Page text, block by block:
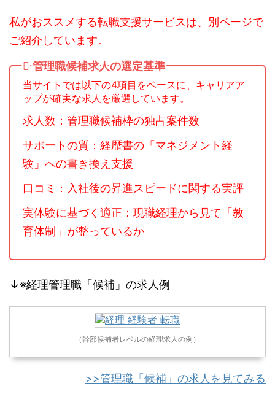
私がおススメする転職支援サービスは、別ページで
ご紹介しています。
管理職候補求人の選定基準
当サイトでは以下の4項目をベースに、キャリアア
ップが確実な求人を厳選しています。
求人数：管理職候補枠の独占案件数
サポートの質：経歴書の「マネジメント経
験」への書き換え支援
口コミ：入社後の昇進スピードに関する実評
実体験に基づく適正：現職経理から見て「教
育体制」が整っているか
↓※経理管理職「候補」の求人例
（幹部候補者レベルの経理求人の例）
>>管理職「候補」の求人を見てみる